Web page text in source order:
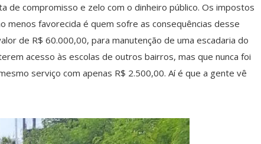
de compromisso e zelo com o dinheiro público. Os impostos
menos favorecida é quem sofre as consequências desse
de R$ 60.000,00, para manutenção de uma escadaria do
acesso às escolas de outros bairros, mas que nunca foi
serviço com apenas R$ 2.500,00. Aí é que a gente vê